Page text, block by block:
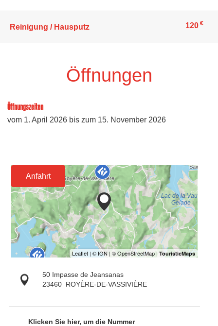
Reinigung / Hausputz 120 €
Öffnungen
Öffnungszeiten
vom 1. April 2026 bis zum 15. November 2026
Anfahrt
50 Impasse de Jeansanas
23460 ROYÈRE-DE-VASSIVIÈRE
Klicken Sie hier, um die Nummer